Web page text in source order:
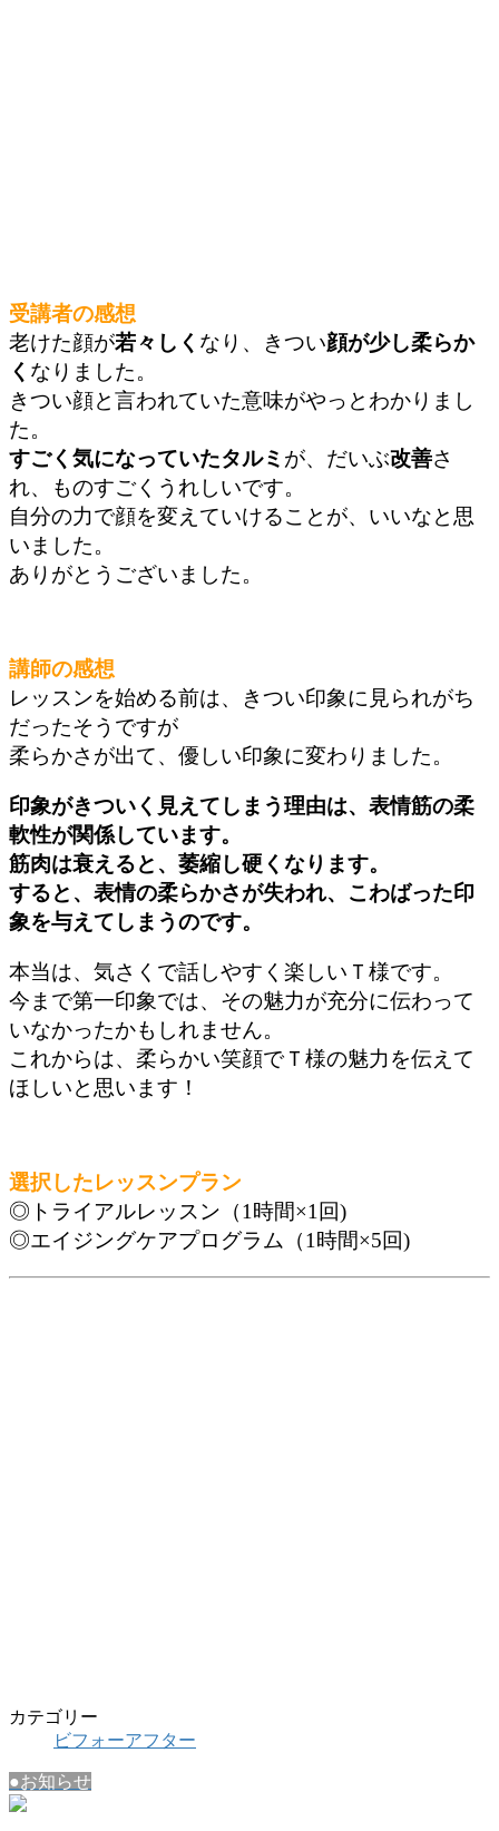
受講者の感想
老けた顔が若々しく なり、きつい顔が少し柔らか
く なりました。
きつい顔と言われていた意味がやっとわかりまし
た。
すごく気になっていたタルミ が、だいぶ改善さ
れ、ものすごくうれしいです。
自分の力で顔を変えていけることが、いいなと思
いました。
ありがとうございました。
講師の感想
レッスンを始める前は、きつい印象に見られがち
だったそうですが
柔らかさが出て、優しい印象に変わりました。
印象がきついく見えてしまう理由は、表情筋の柔
軟性が関係しています。
筋肉は衰えると、萎縮し硬くなります。
すると、表情の柔らかさが失われ、こわばった印
象を与えてしまうのです。
本当は、気さくで話しやすく楽しいＴ様です。
今まで第一印象では、その魅力が充分に伝わって
いなかったかもしれません。
これからは、柔らかい笑顔でＴ様の魅力を伝えて
ほしいと思います！
選択したレッスンプラン
◎トライアルレッスン（1時間×1回)
◎エイジングケアプログラム（1時間×5回)
カテゴリー
ビフォーアフター
●お知らせ